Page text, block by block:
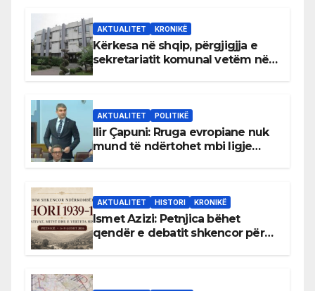
AKTUALITET KRONIKË
Kërkesa në shqip, përgjigjja e
sekretariatit komunal vetëm në
AKTUALITET POLITIKË
Ilir Çapuni: Rruga evropiane nuk
mund të ndërtohet mbi ligje
AKTUALITET HISTORI KRONIKË
Ismet Azizi: Petnjica bëhet
qendër e debatit shkencor për